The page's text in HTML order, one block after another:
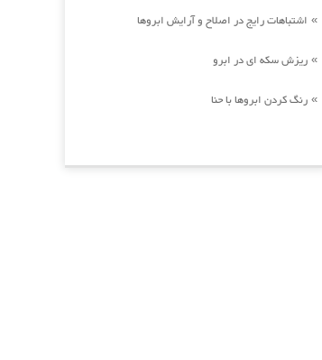
» اشتباهات رایج در اصلاح و آرایش ابروها
» ریزش سکه ای در ابرو
» رنگ کردن ابروها با حنا